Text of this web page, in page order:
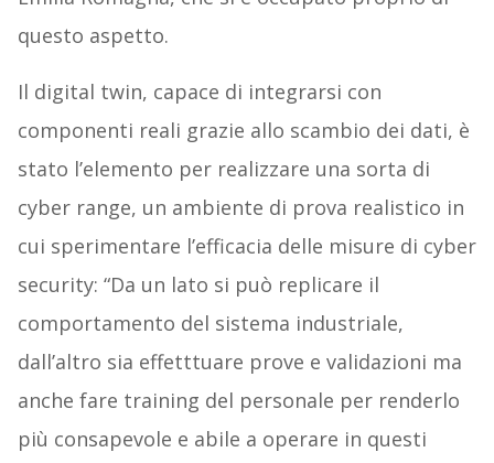
questo aspetto.
Il digital twin, capace di integrarsi con
componenti reali grazie allo scambio dei dati, è
stato l’elemento per realizzare una sorta di
cyber range, un ambiente di prova realistico in
cui sperimentare l’efficacia delle misure di cyber
security: “Da un lato si può replicare il
comportamento del sistema industriale,
dall’altro sia effetttuare prove e validazioni ma
anche fare training del personale per renderlo
più consapevole e abile a operare in questi